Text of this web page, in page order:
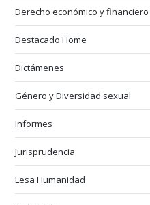
Derecho económico y financiero
Destacado Home
Dictámenes
Género y Diversidad sexual
Informes
Jurisprudencia
Lesa Humanidad